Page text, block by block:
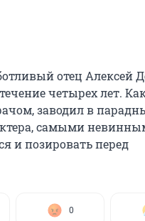
отец Алексей
четырех лет.
заводил в
самыми
и позировать перед
0